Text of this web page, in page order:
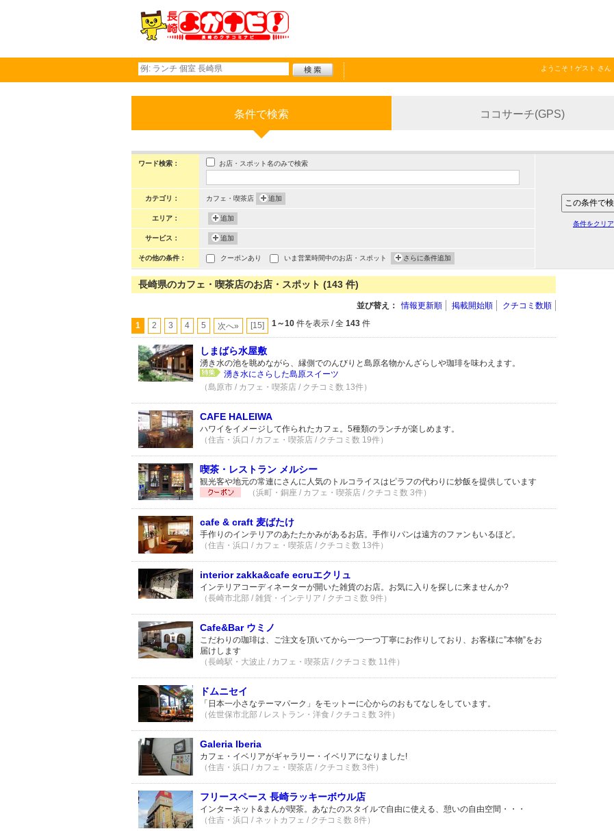
ようこそ！ ゲスト さん
条件で検索 ココサーチ(GPS)
ワード検索： お店・スポット名のみで検索
カテゴリ： カフェ・喫茶店 追加
エリア： 追加
サービス： 追加
その他の条件： クーポンあり いま営業時間中のお店・スポット さらに条件追加
条件をクリア
長崎県のカフェ・喫茶店のお店・スポット (143 件)
並び替え： 情報更新順 掲載開始順 クチコミ数順
1 2 3 4 5 次へ» [15] 1～10 件を表示 / 全 143 件
しまばら水屋敷
湧き水の池を眺めながら、縁側でのんびりと島原名物かんざらしや珈琲を味わえます。
湧き水にさらした島原スイーツ
（島原市 / カフェ・喫茶店 / クチコミ数 13件）
CAFE HALEIWA
ハワイをイメージして作られたカフェ。5種類のランチが楽しめます。
（住吉・浜口 / カフェ・喫茶店 / クチコミ数 19件）
喫茶・レストラン メルシー
観光客や地元の常連にさんに人気のトルコライスはピラフの代わりに炒飯を提供しています
（浜町・銅座 / カフェ・喫茶店 / クチコミ数 3件）
cafe & craft 麦ばたけ
手作りのインテリアのあたたかみがあるお店。手作りパンは遠方のファンもいるほど。
（住吉・浜口 / カフェ・喫茶店 / クチコミ数 13件）
interior zakka&cafe ecruエクリュ
インテリアコーディネーターが開いた雑貨のお店。お気に入りを探しに来ませんか?
（長崎市北部 / 雑貨・インテリア / クチコミ数 9件）
Cafe&Bar ウミノ
こだわりの珈琲は、ご注文を頂いてから一つ一つ丁寧にお作りしており、お客様に”本物”をお
届けします
（長崎駅・大波止 / カフェ・喫茶店 / クチコミ数 11件）
ドムニセイ
「日本一小さなテーマパーク」をモットーに心からのおもてなしをしています。
（佐世保市北部 / レストラン・洋食 / クチコミ数 3件）
Galeria Iberia
カフェ・イベリアがギャラリー・イベリアになりました!
（住吉・浜口 / カフェ・喫茶店 / クチコミ数 3件）
フリースペース 長崎ラッキーボウル店
インターネット&まんが喫茶。あなたのスタイルで自由に使える、憩いの自由空間・・・
（住吉・浜口 / ネットカフェ / クチコミ数 8件）